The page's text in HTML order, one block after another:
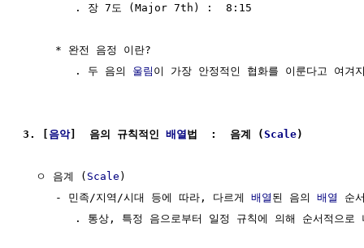
        . 장 7도 (Major 7th) :  8:15
     * 완전 음정 이란?
        . 두 음의
울림 이 가장 안정적인 협화를 이룬다고 여
3. [ 음악]  음의 규칙적인 배열법  :  음계 (Scale)
  ㅇ 음계 (
Scale )
     - 민족/지역/시대 등에 따라, 다르게
배열 된 음의 배열
순
. 통상, 특정 음으로부터 일정 규칙에 의해 순서적으로